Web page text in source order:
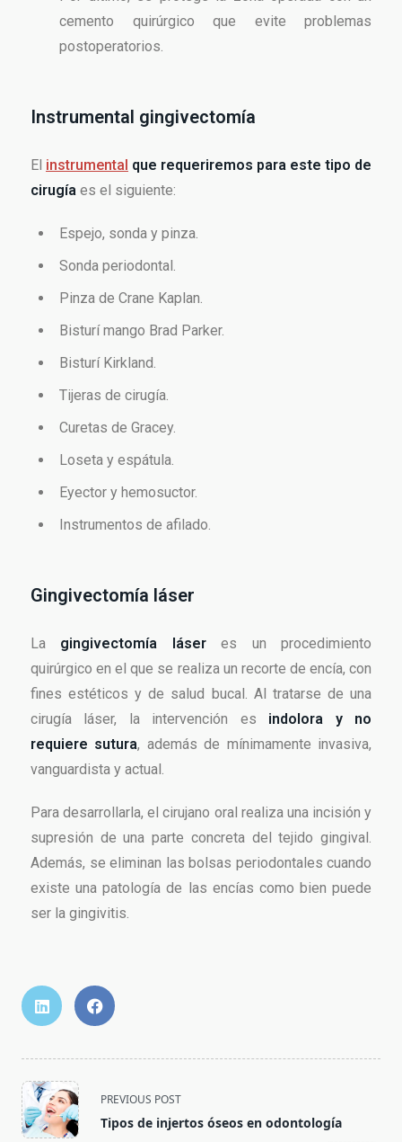
cemento quirúrgico que evite problemas
postoperatorios.
Instrumental gingivectomía
El instrumental que requeriremos para este tipo de
cirugía es el siguiente:
Espejo, sonda y pinza.
Sonda periodontal.
Pinza de Crane Kaplan.
Bisturí mango Brad Parker.
Bisturí Kirkland.
Tijeras de cirugía.
Curetas de Gracey.
Loseta y espátula.
Eyector y hemosuctor.
Instrumentos de afilado.
Gingivectomía láser
La gingivectomía láseres un procedimiento
quirúrgico en el que se realiza un recorte de encía, con
fines estéticos y de salud bucal. Al tratarse de una
cirugía láser, la intervención es indolora y no
requiere sutura, además de mínimamente invasiva,
vanguardista y actual.
Para desarrollarla, el cirujano oral realiza una incisión y
supresión de una parte concreta del tejido gingival.
Además, se eliminan las bolsas periodontales cuando
existe una patología de las encías como bien puede
ser la gingivitis.
PREVIOUS POST
Tipos de injertos óseos en odontología